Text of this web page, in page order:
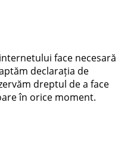
face necesară
declarația de
dreptul de a face
în orice moment.